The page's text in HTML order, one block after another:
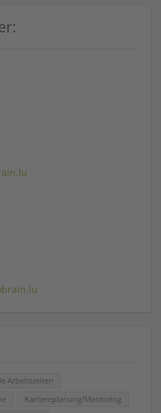
Arbeitszeiten
Karriereplanung/Mentoring